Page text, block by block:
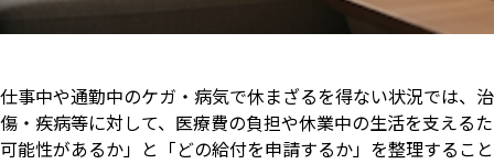
仕事中や通勤中のケガ・病気で休まざるを得ない状況では、
傷・疾病等に対して、医療費の負担や休業中の生活を支える
可能性があるか」と「どの給付を申請するか」を整理するこ